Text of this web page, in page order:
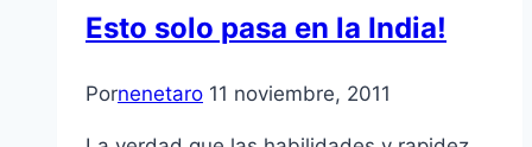
Esto solo pasa en la India!
Pornenetaro 11 noviembre, 2011